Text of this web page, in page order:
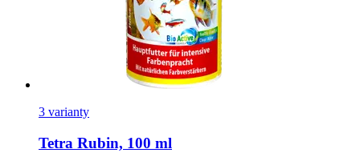
3 varianty
Tetra Rubin, 100 ml